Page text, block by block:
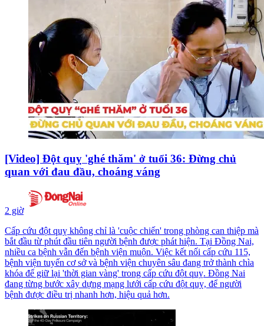
[Video] Đột quỵ 'ghé thăm' ở tuổi 36: Đừng chủ
quan với đau đầu, choáng váng
2 giờ
Cấp cứu đột quỵ không chỉ là 'cuộc chiến' trong phòng can thiệp mà
bắt đầu từ phút đầu tiên người bệnh được phát hiện. Tại Đồng Nai,
nhiều ca bệnh vẫn đến bệnh viện muộn. Việc kết nối cấp cứu 115,
bệnh viện tuyến cơ sở và bệnh viện chuyên sâu đang trở thành chìa
khóa để giữ lại 'thời gian vàng' trong cấp cứu đột quỵ. Đồng Nai
đang từng bước xây dựng mạng lưới cấp cứu đột quỵ, để người
bệnh được điều trị nhanh hơn, hiệu quả hơn.